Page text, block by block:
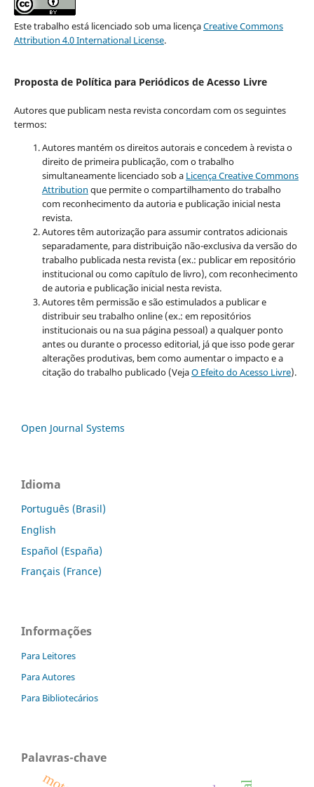
Este trabalho está licenciado sob uma licençaCreative Commons
Attribution 4.0 International License.
Proposta de Política para Periódicos de Acesso Livre
Autores que publicam nesta revista concordam com os seguintes
termos:
Autores mantém os direitos autorais e concedem à revista o
direito de primeira publicação, com o trabalho
simultaneamente licenciado sob a Licença Creative Commons
Attribution que permite o compartilhamento do trabalho
com reconhecimento da autoria e publicação inicial nesta
revista.
Autores têm autorização para assumir contratos adicionais
separadamente, para distribuição não-exclusiva da versão do
trabalho publicada nesta revista (ex.: publicar em repositório
institucional ou como capítulo de livro), com reconhecimento
de autoria e publicação inicial nesta revista.
Autores têm permissão e são estimulados a publicar e
distribuir seu trabalho online (ex.: em repositórios
institucionais ou na sua página pessoal) a qualquer ponto
antes ou durante o processo editorial, já que isso pode gerar
alterações produtivas, bem como aumentar o impacto e a
citação do trabalho publicado (VejaO Efeito do Acesso Livre).
Open Journal Systems
Idioma
Português (Brasil)
English
Español (España)
Français (France)
Informações
Para Leitores
Para Autores
Para Bibliotecários
Palavras-chave